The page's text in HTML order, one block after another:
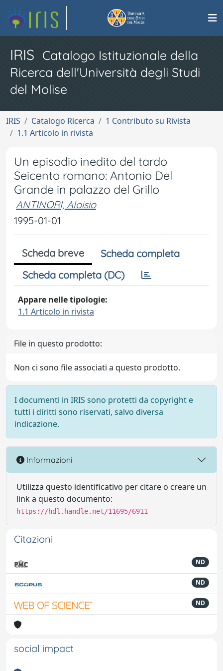
IRIS Catalogo Istituzionale della
Ricerca dell'Università degli Studi
del Molise
IRIS Catalogo Ricerca
1 Contributo su Rivista
1.1 Articolo in rivista
Un episodio inedito del tardo
Seicento romano: Antonio Del
Grande in palazzo del Grillo
ANTINORI, Aloisio
1995-01-01
Scheda breve
Scheda completa
Scheda completa (DC)
Appare nelle tipologie:
1.1 Articolo in rivista
File in questo prodotto:
Non ci sono file associati a questo prodotto.
I documenti in IRIS sono protetti da copyright e
tutti i diritti sono riservati, salvo diversa
indicazione.
Informazioni
Utilizza questo identificativo per citare o creare un
link a questo documento:
https://hdl.handle.net/11695/6911
Citazioni
ND
ND
ND
social impact